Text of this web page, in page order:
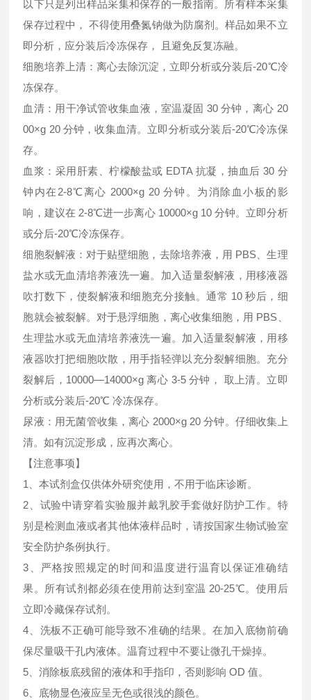
以下只是列出样品采集和保存的一般指南。所有样本采集
保存过程中， 不得使用叠氮钠做为防腐剂。样品如果不立
即分析，应分装后冷冻保存， 且避免反复冻融。
细胞培养上清：离心去除沉淀，立即分析或分装后-20℃冷
冻保存。
血清：用干净试管收集血液，室温凝固 30 分钟，离心 20
00×g 20 分钟，收集血清。立即分析或分装后-20℃冷冻保
存。
血浆：采用肝素、柠檬酸盐或 EDTA 抗凝，抽血后 30 分
钟内在2-8℃离心 2000×g 20 分钟。为消除血小板的影
响，建议在 2-8℃进一步离心 10000×g 10 分钟。立即分析
或分后-20℃冷冻保存。
细胞裂解液：对于贴壁细胞，去除培养液，用 PBS、生理
盐水或无血清培养液洗一遍。加入适量裂解液，用移液器
吹打数下，使裂解液和细胞充分接触。通常 10 秒后，细
胞就会被裂解。对于悬浮细胞，离心收集细胞，用 PBS、
生理盐水或无血清培养液洗一遍。加入适量裂解液，用移
液器吹打把细胞吹散，用手指轻弹以充分裂解细胞。充分
裂解后，10000—14000×g 离心 3-5 分钟， 取上清。立即
分析或分装后-20℃ 冷冻保存。
尿液：用无菌管收集，离心 2000×g 20 分钟。仔细收集上
清。如有沉淀形成，应再次离心。
【注意事项】
1、本试剂盒仅供体外研究使用，不用于临床诊断。
2、试验中请穿着实验服并戴乳胶手套做好防护工作。特
别是检测血液或者其他体液样品时，请按国家生物试验室
安全防护条例执行。
3、严格按照规定的时间和温度进行温育以保证准确结
果。所有试剂都必须在使用前达到室温 20-25℃。使用后
立即冷藏保存试剂。
4、洗板不正确可能导致不准确的结果。在加入底物前确
保尽量吸干孔内液体。温育过程中不要让微孔干燥掉。
5、消除板底残留的液体和手指印，否则影响 OD 值。
6、底物显色液应呈无色或很浅的颜色。